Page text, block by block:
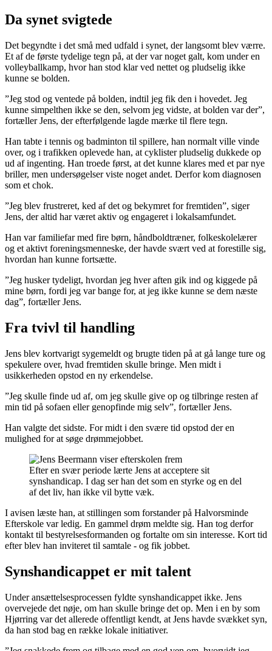
Da synet svigtede
Det begyndte i det små med udfald i synet, der langsomt blev værre.
Et af de første tydelige tegn på, at der var noget galt, kom under en
volleyballkamp, hvor han stod klar ved nettet og pludselig ikke
kunne se bolden.
”Jeg stod og ventede på bolden, indtil jeg fik den i hovedet. Jeg
kunne simpelthen ikke se den, selvom jeg vidste, at bolden var der”,
fortæller Jens, der efterfølgende lagde mærke til flere tegn.
Han tabte i tennis og badminton til spillere, han normalt ville vinde
over, og i trafikken oplevede han, at cyklister pludselig dukkede op
ud af ingenting. Han troede først, at det kunne klares med et par nye
briller, men undersøgelser viste noget andet. Derfor kom diagnosen
som et chok.
”Jeg blev frustreret, ked af det og bekymret for fremtiden”, siger
Jens, der altid har været aktiv og engageret i lokalsamfundet.
Han var familiefar med fire børn, håndboldtræner, folkeskolelærer
og et aktivt foreningsmenneske, der havde svært ved at forestille sig,
hvordan han kunne fortsætte.
”Jeg husker tydeligt, hvordan jeg hver aften gik ind og kiggede på
mine børn, fordi jeg var bange for, at jeg ikke kunne se dem næste
dag”, fortæller Jens.
Fra tvivl til handling
Jens blev kortvarigt sygemeldt og brugte tiden på at gå lange ture og
spekulere over, hvad fremtiden skulle bringe. Men midt i
usikkerheden opstod en ny erkendelse.
”Jeg skulle finde ud af, om jeg skulle give op og tilbringe resten af
min tid på sofaen eller genopfinde mig selv”, fortæller Jens.
Han valgte det sidste. For midt i den svære tid opstod der en
mulighed for at søge drømmejobbet.
Efter en svær periode lærte Jens at acceptere sit
synshandicap. I dag ser han det som en styrke og en del
af det liv, han ikke vil bytte væk.
I avisen læste han, at stillingen som forstander på Halvorsminde
Efterskole var ledig. En gammel drøm meldte sig. Han tog derfor
kontakt til bestyrelsesformanden og fortalte om sin interesse. Kort tid
efter blev han inviteret til samtale - og fik jobbet.
Synshandicappet er mit talent
Under ansættelsesprocessen fyldte synshandicappet ikke. Jens
overvejede det nøje, om han skulle bringe det op. Men i en by som
Hjørring var det allerede offentligt kendt, at Jens havde svækket syn,
da han stod bag en række lokale initiativer.